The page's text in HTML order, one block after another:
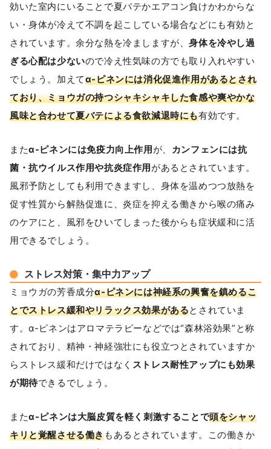
効いた室内にいることで夏バテかエアコン負けかわからな
い・身体が冷えて不調を起こしている場合などにも有効と
されています。余分な熱を冷ましますが、身体を冷やし過
ぎる心配は少ないので冷え性気味の方でも取り入れやすい
でしょう。加えてα-ピネンには消化促進作用があるとされ
ており、ミョウガの持つシャキシャキした食感や爽やかな
風味と合わせて夏バテによる食欲減退時にも有効です。
またα-ピネンには免疫力向上作用 が、 カンフェンには抗
菌・抗ウイルス作用や抗炎症作用 があるとされています。
風邪予防としても利用できますし、身体を温めつつ放熱を
促す性質から解熱促進に、炎症を抑える働きから喉の痛み
のケアにと、風邪をひいてしまった後からも症状緩和に活
用できるでしょう。
ストレス対策・集中力アップ
ミョウガの芳香成分α-ピネンには神経系の興奮を鎮めるこ
とでストレス緩和やリラックス効果があるとされていま
す。α-ピネンはアロマテラピーなどでは“森林浴効果”と称
されており、精神・神経強壮にも役立つとされていますか
らストレス緩和だけではなく ストレス耐性アップにも効果
が期待できるでしょう。
またα-ピネンは大脳皮質を軽く刺激することで頭をシャッ
キリと覚醒させる働きもあるとされています。この働きか